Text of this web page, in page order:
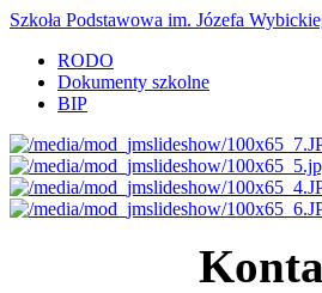
Szkoła Podstawowa im. Józefa
RODO
Dokumenty szkolne
BIP